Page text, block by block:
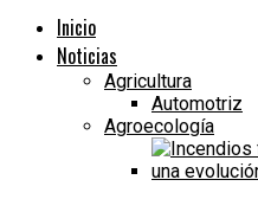
Inicio
Noticias
Agricultura
Automotriz
Agroecología